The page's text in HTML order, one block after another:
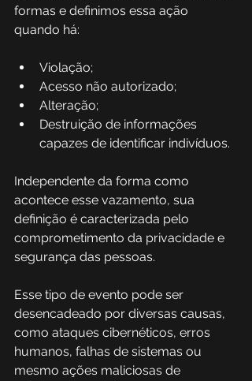
formas e definimos essa ação
quando há:
Violação;
Acesso não autorizado;
Alteração;
Destruição de informações
capazes de identificar indivíduos.
Independente da forma como
acontece esse vazamento, sua
definição é caracterizada pelo
comprometimento da privacidade e
segurança das pessoas.
Esse tipo de evento pode ser
desencadeado por diversas causas,
como ataques cibernéticos, erros
humanos, falhas de sistemas ou
mesmo ações maliciosas de